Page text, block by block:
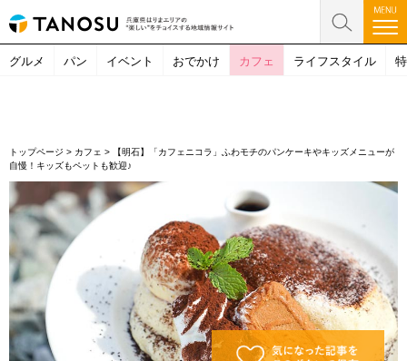
グルメ パン イベント おでかけ カフェ ライフスタイル
トップページ > カフェ >
【明石】「カフェニコラ」ふわモチのパンケーキやキッズメニューが
自慢！キッズもペットも歓迎♪